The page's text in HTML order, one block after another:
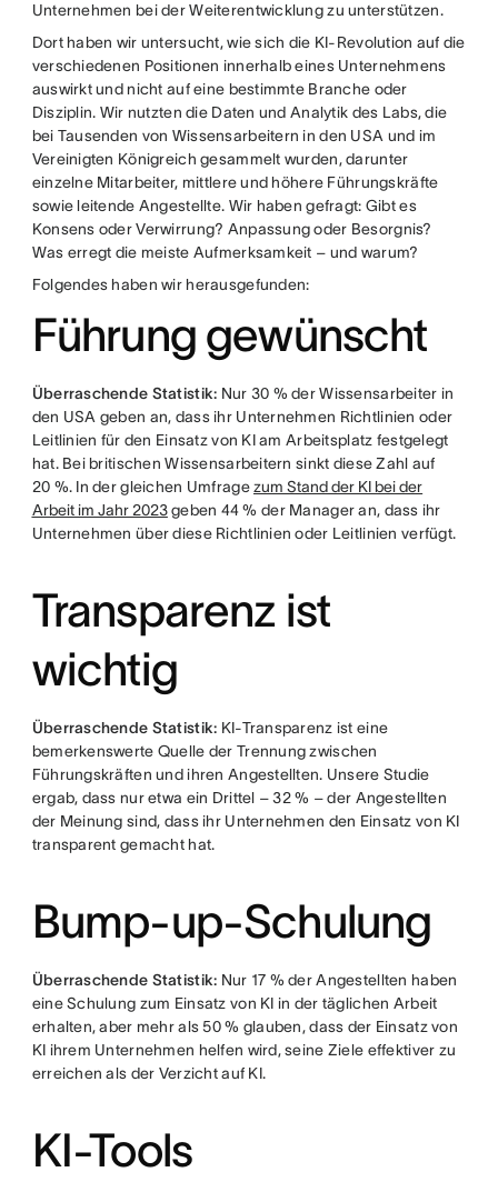
Unternehmen bei der Weiterentwicklung zu unterstützen.
Dort haben wir untersucht, wie sich die KI-Revolution auf die
verschiedenen Positionen innerhalb eines Unternehmens
auswirkt und nicht auf eine bestimmte Branche oder
Disziplin. Wir nutzten die Daten und Analytik des Labs, die
bei Tausenden von Wissensarbeitern in den USA und im
Vereinigten Königreich gesammelt wurden, darunter
einzelne Mitarbeiter, mittlere und höhere Führungskräfte
sowie leitende Angestellte. Wir haben gefragt: Gibt es
Konsens oder Verwirrung? Anpassung oder Besorgnis?
Was erregt die meiste Aufmerksamkeit – und warum?
Folgendes haben wir herausgefunden:
Führung gewünscht
Überraschende Statistik: Nur 30 % der Wissensarbeiter in
den USA geben an, dass ihr Unternehmen Richtlinien oder
Leitlinien für den Einsatz von KI am Arbeitsplatz festgelegt
hat. Bei britischen Wissensarbeitern sinkt diese Zahl auf
20 %. In der gleichen Umfragezum Stand der KI bei der
Arbeit im Jahr 2023geben 44 % der Manager an, dass ihr
Unternehmen über diese Richtlinien oder Leitlinien verfügt.
Transparenz ist
wichtig
Überraschende Statistik: KI-Transparenz ist eine
bemerkenswerte Quelle der Trennung zwischen
Führungskräften und ihren Angestellten. Unsere Studie
ergab, dass nur etwa ein Drittel – 32 % – der Angestellten
der Meinung sind, dass ihr Unternehmen den Einsatz von KI
transparent gemacht hat.
Bump-up-Schulung
Überraschende Statistik: Nur 17 % der Angestellten haben
eine Schulung zum Einsatz von KI in der täglichen Arbeit
erhalten, aber mehr als 50 % glauben, dass der Einsatz von
KI ihrem Unternehmen helfen wird, seine Ziele effektiver zu
erreichen als der Verzicht auf KI.
KI-Tools